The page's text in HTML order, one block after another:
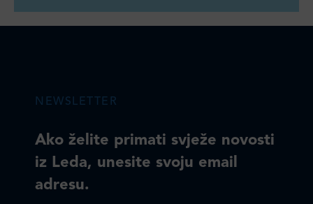
NEWSLETTER
Ako želite primati svježe novosti
iz Leda, unesite svoju email
adresu.